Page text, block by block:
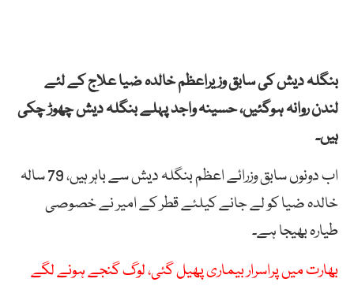
بنگلہ دیش کی سابق وزیراعظم خالدہ ضیا علاج کے لئے
لندن روانہ ہوگئیں، حسینہ واجد پہلے بنگلہ دیش چھوڑ چکی
ہیں۔
اب دونوں سابق وزرائے اعظم بنگلہ دیش سے باہر ہیں، 79 سالہ
خالدہ ضیا کو لے جانے کیلئے قطر کے امیر نے خصوصی
طیارہ بھیجا ہے۔
بھارت میں پراسرار بیماری پھیل گئی، لوگ گنجے ہونے لگے